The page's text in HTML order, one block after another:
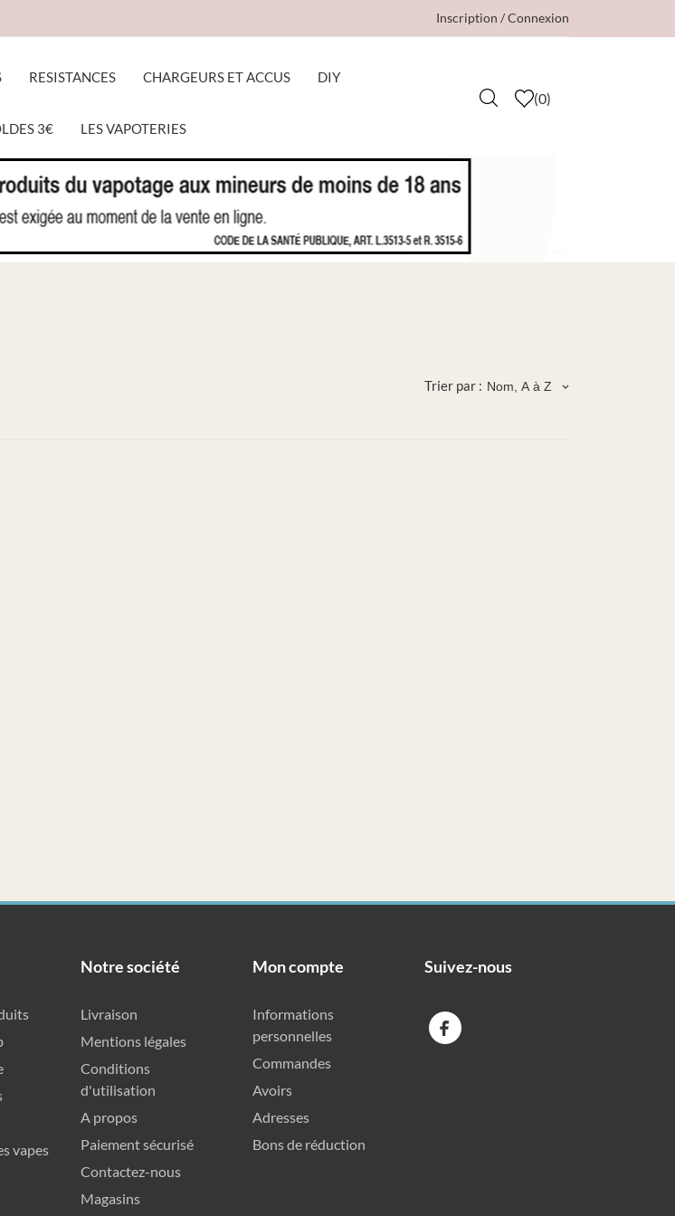
Inscription / Connexion
RESISTANCES CHARGEURS ET ACCUS DIY
3€ LES VAPOTERIES
(0)
ACCUEIL
Trier par : Nom, A à Z keyboard_arrow_down
vapes
Notre société
Livraison
Mentions légales
Conditions
d'utilisation
A propos
Paiement sécurisé
Contactez-nous
Magasins
Mon compte
Informations
personnelles
Commandes
Avoirs
Adresses
Bons de réduction
Suivez-nous